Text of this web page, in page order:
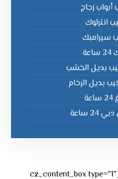
أبواب زجاج
انترلوك
سيرامبك
بديل الخشب
بديل الرخام
ساعة
[vc_row][vc_column][cz_content_box type="1"